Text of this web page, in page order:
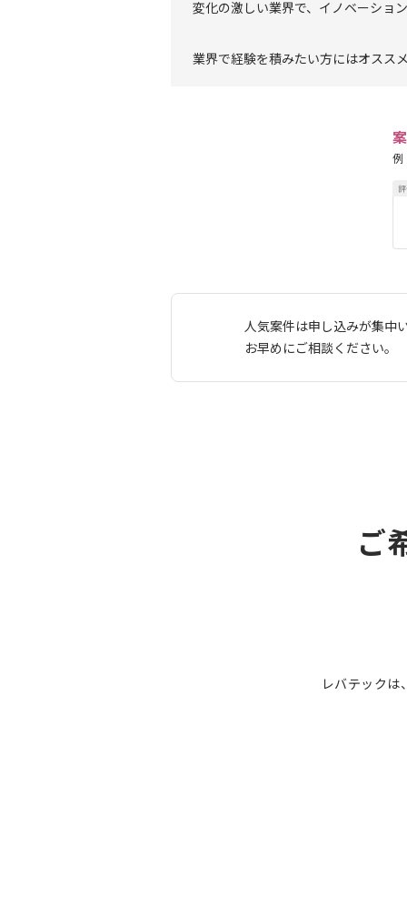
変化の激しい業界で、イノベーショ
業界で経験を積みたい方にはオスス
例
人気案件は申し込みが集中
お早めにご相談ください。
ご
レバテックは